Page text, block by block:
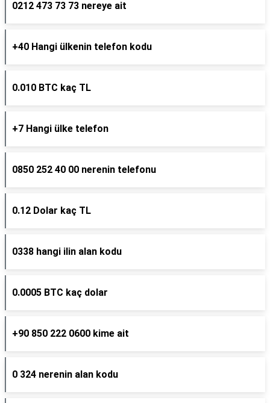
0212 473 73 73 nereye ait
+40 Hangi ülkenin telefon kodu
0.010 BTC kaç TL
+7 Hangi ülke telefon
0850 252 40 00 nerenin telefonu
0.12 Dolar kaç TL
0338 hangi ilin alan kodu
0.0005 BTC kaç dolar
+90 850 222 0600 kime ait
0 324 nerenin alan kodu